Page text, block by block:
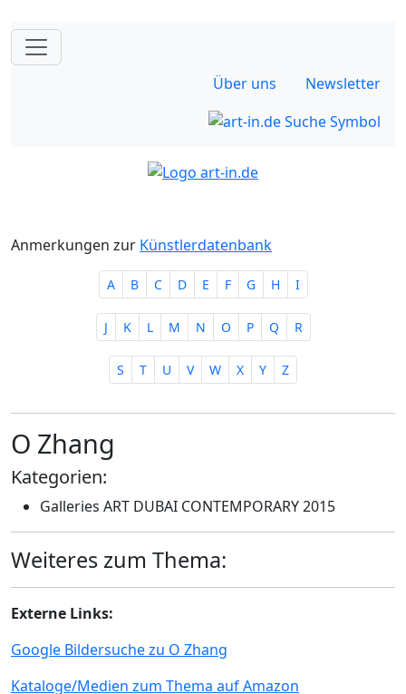
Über uns Newsletter
Anmerkungen zur Künstlerdatenbank
A B C D E F G H I
J K L M N O P Q R
S T U V W X Y Z
O Zhang
Kategorien:
Galleries ART DUBAI CONTEMPORARY 2015
Weiteres zum Thema:
Externe Links:
Google Bildersuche zu O Zhang
Kataloge/Medien zum Thema auf Amazon